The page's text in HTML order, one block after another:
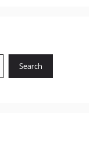
Search